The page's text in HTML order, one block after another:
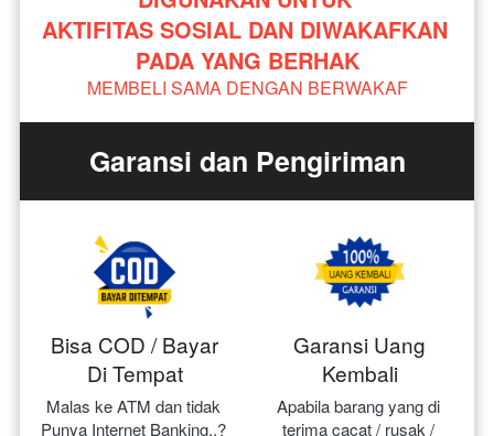
AKTIFITAS SOSIAL DAN DIWAKAFKAN
PADA YANG BERHAK
MEMBELI SAMA DENGAN BERWAKAF
Garansi dan Pengiriman
Bisa COD / Bayar
Di Tempat
Malas ke ATM dan tidak
Punya Internet Banking..?
Garansi Uang
Kembali
Apabila barang yang di
terima cacat / rusak /